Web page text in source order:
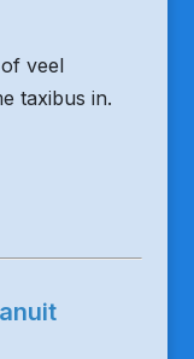
veel
taxibus in.